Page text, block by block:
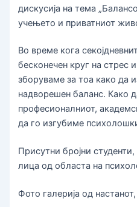
дискусија на тема
учењето и приватниот
Во време кога
бесконечен круг на стрес
зборуваме за тоа како да
надворешен баланс. Како
професионалниот,
да го изгубиме
Присутни бројни
лица од областа на
Фото галерија од